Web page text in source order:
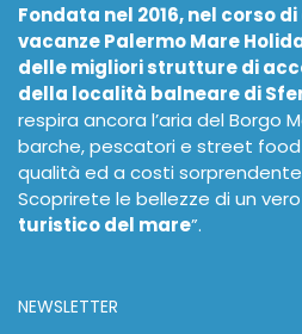
Fondata nel 2016, nel corso
vacanze Palermo Mare
delle migliori strutture di
della località balneare di
respira ancora l’aria del Borgo
barche, pescatori e street
qualità ed a costi
Scoprirete le bellezze di un
turistico del mare”.
NEWSLETTER